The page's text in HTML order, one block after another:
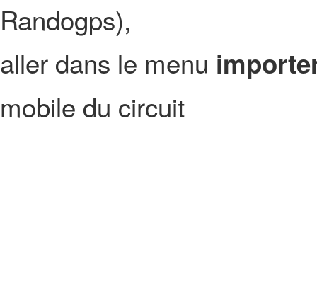
Randogps),
aller dans le menu
mobile du circuit